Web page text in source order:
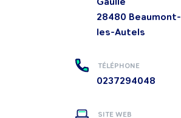
28480 Beaumont-
les-Autels
TÉLÉPHONE
0237294048
SITE WEB